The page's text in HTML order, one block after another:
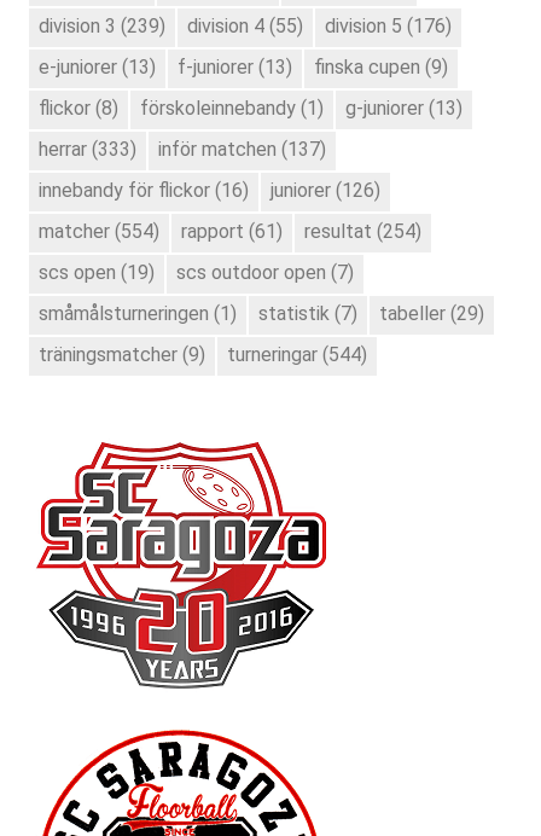
division 3 (239) division 4 (55) division 5 (176)
e-juniorer (13) f-juniorer (13) finska cupen (9)
flickor (8) förskoleinnebandy (1) g-juniorer (13)
herrar (333) inför matchen (137)
innebandy för flickor (16) juniorer (126)
matcher (554) rapport (61) resultat (254)
scs open (19) scs outdoor open (7)
småmålsturneringen (1) statistik (7) tabeller (29)
träningsmatcher (9) turneringar (544)